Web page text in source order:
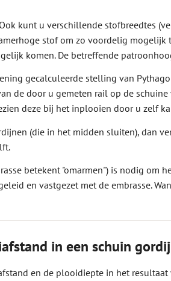
kunt u verschillende stofbreedtes
stof om zo voordelig mogelijk
komen. De betreffende
gecalculeerde stelling van
de door u gemeten rail op de schuine
deze bij het inplooien door u zelf
(die in het midden sluiten), dan
betekent "omarmen") is nodig om
en vastgezet met de embrasse.
in een schuin
en de plooidiepte in het resultaat